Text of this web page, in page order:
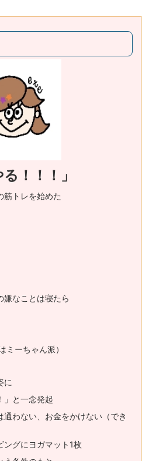
！！！」
筋トレを始めた
嫌なことは寝たら
ミーちゃん派）
に
」と一念発起
わない、お金をかけない（でき
ングにヨガマット1枚